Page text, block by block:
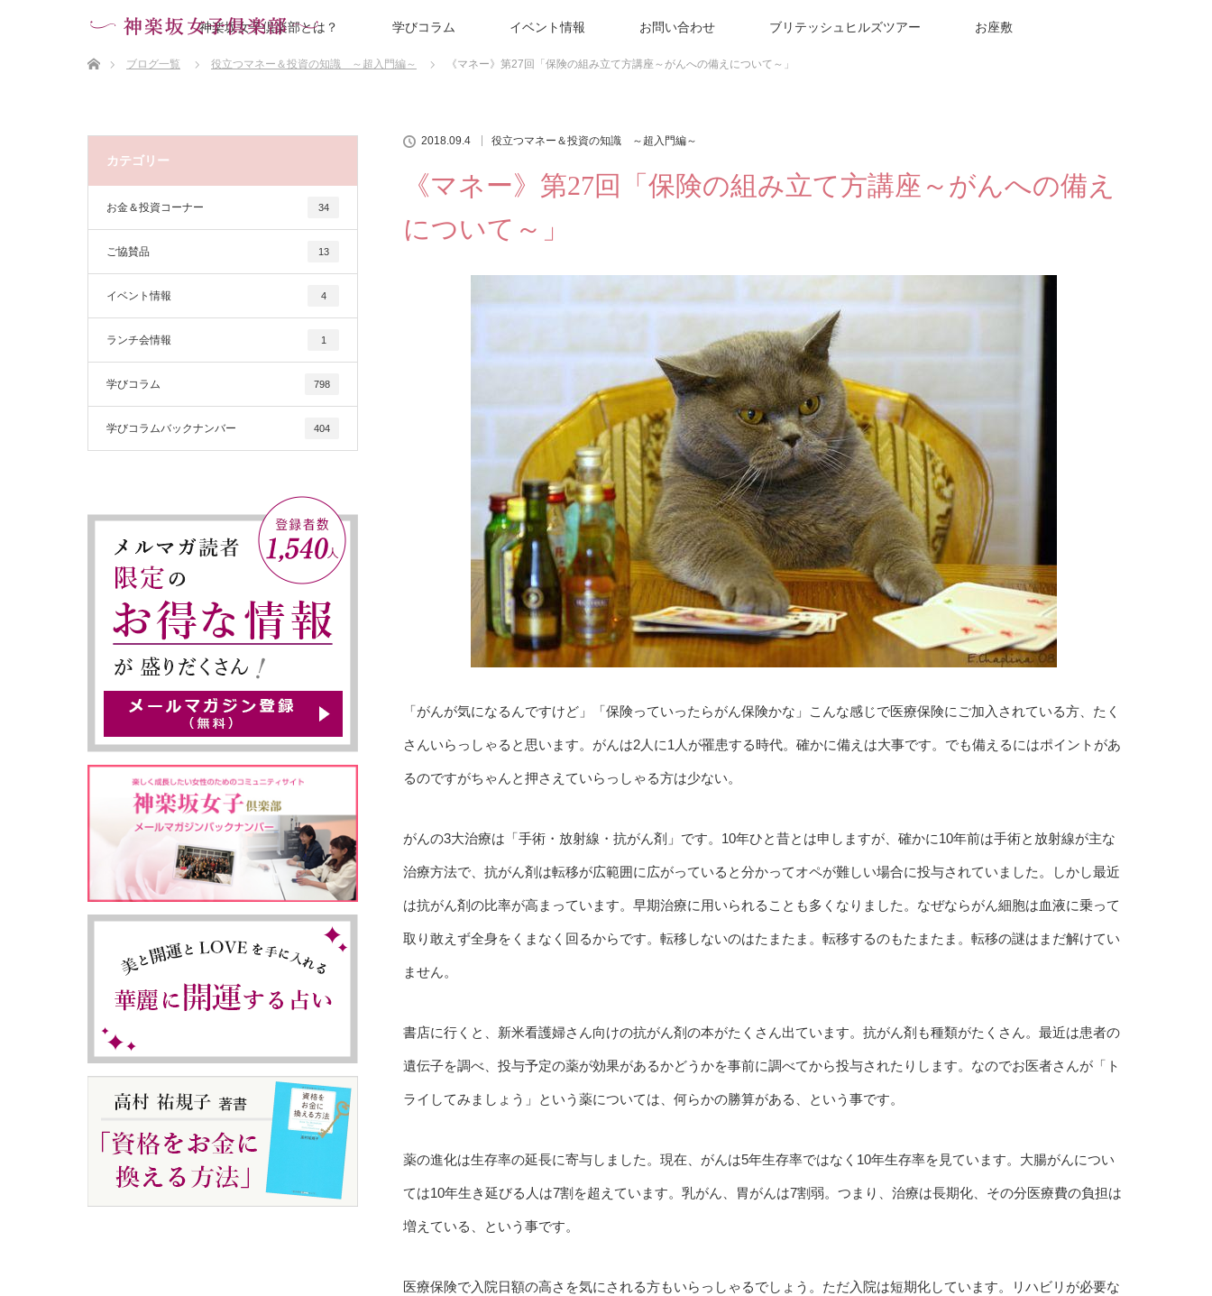
神楽坂女子倶楽部とは？ 学びコラム イベント情報 お問い合わせ ブリテッシュヒルズツアー お座敷
ブログ一覧
役立つマネー＆投資の知識 ～超入門編～ 《マネー》第27回「保険の組み立て方講座～がんへの備えについて～」
2018.09.4 役立つマネー＆投資の知識 ～超入門編～
《マネー》第27回「保険の組み立て方講座～がんへの備え
について～」
「がんが気になるんですけど」「保険っていったらがん保険かな」こんな感じで医療保険にご加入されている方、たく
さんいらっしゃると思います。がんは2人に1人が罹患する時代。確かに備えは大事です。でも備えるにはポイントがあ
るのですがちゃんと押さえていらっしゃる方は少ない。
がんの3大治療は「手術・放射線・抗がん剤」です。10年ひと昔とは申しますが、確かに10年前は手術と放射線が主な
治療方法で、抗がん剤は転移が広範囲に広がっていると分かってオペが難しい場合に投与されていました。しかし最近
は抗がん剤の比率が高まっています。早期治療に用いられることも多くなりました。なぜならがん細胞は血液に乗って
取り敢えず全身をくまなく回るからです。転移しないのはたまたま。転移するのもたまたま。転移の謎はまだ解けてい
ません。
書店に行くと、新米看護婦さん向けの抗がん剤の本がたくさん出ています。抗がん剤も種類がたくさん。最近は患者の
遺伝子を調べ、投与予定の薬が効果があるかどうかを事前に調べてから投与されたりします。なのでお医者さんが「ト
ライしてみましょう」という薬については、何らかの勝算がある、という事です。
薬の進化は生存率の延長に寄与しました。現在、がんは5年生存率ではなく10年生存率を見ています。大腸がんについ
ては10年生き延びる人は7割を超えています。乳がん、胃がんは7割弱。つまり、治療は長期化、その分医療費の負担は
増えている、という事です。
医療保険で入院日額の高さを気にされる方もいらっしゃるでしょう。ただ入院は短期化しています。リハビリが必要な
カテゴリー
お金＆投資コーナー 34
ご協賛品 13
イベント情報 4
ランチ会情報 1
学びコラム 798
学びコラムバックナンバー 404